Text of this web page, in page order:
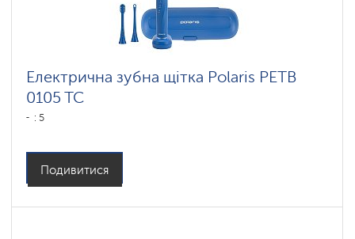
Електрична зубна щітка Polaris PETB
0105 TC
: 5
Подивитися